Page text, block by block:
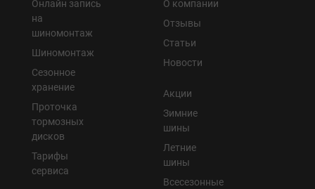
Онлайн запись
на
шиномонтаж
Шиномонтаж
Сезонное
хранение
Проточка
тормозных
дисков
Тарифы
сервиса
О компании
Отзывы
Статьи
Новости
Акции
Зимние
шины
Летние
шины
Всесезонные